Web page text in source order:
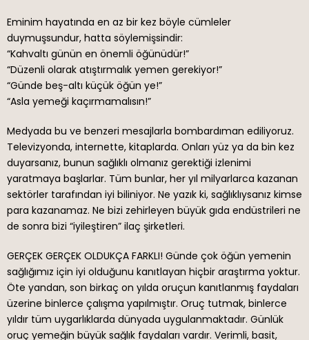
Eminim hayatında en az bir kez böyle cümleler
duymuşsundur, hatta söylemişsindir:
“Kahvaltı günün en önemli öğünüdür!”
“Düzenli olarak atıştırmalık yemen gerekiyor!”
“Günde beş-altı küçük öğün ye!”
“Asla yemeği kaçırmamalısın!”
Medyada bu ve benzeri mesajlarla bombardıman ediliyoruz.
Televizyonda, internette, kitaplarda. Onları yüz ya da bin kez
duyarsanız, bunun sağlıklı olmanız gerektiği izlenimi
yaratmaya başlarlar. Tüm bunlar, her yıl milyarlarca kazanan
sektörler tarafından iyi biliniyor. Ne yazık ki, sağlıklıysanız kimse
para kazanamaz. Ne bizi zehirleyen büyük gıda endüstrileri ne
de sonra bizi “iyileştiren” ilaç şirketleri.
GERÇEK GERÇEK OLDUKÇA FARKLI! Günde çok öğün yemenin
sağlığımız için iyi olduğunu kanıtlayan hiçbir araştırma yoktur.
Öte yandan, son birkaç on yılda oruçun kanıtlanmış faydaları
üzerine binlerce çalışma yapılmıştır. Oruç tutmak, binlerce
yıldır tüm uygarlıklarda dünyada uygulanmaktadır. Günlük
oruç yemeğin büyük sağlık faydaları vardır. Verimli, basit,